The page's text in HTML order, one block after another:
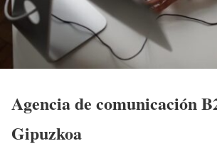
Agencia de comunicación
Gipuzkoa